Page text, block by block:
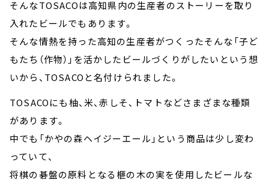
そんなTOSACOは高知県内の生産者のストーリーを取り
入れたビールでもあります。
そんな情熱を持った高知の生産者がつくったそんな「子ど
もたち（作物）」を活かしたビールづくりがしたいという想
いから、TOSACOと名付けられました。
TOSACOにも柚、米、赤しそ、トマトなどさまざまな種類
があります。
中でも「かやの森ヘイジーエール」という商品は少し変わ
っていて、
将棋の碁盤の原料となる榧の木の実を使用したビールな